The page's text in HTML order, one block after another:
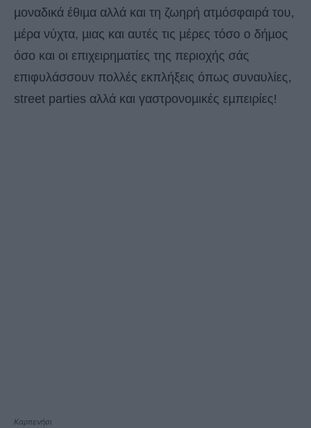
µοναδικά έθιµα αλλά και τη ζωηρή ατµόσφαιρά του,
µέρα νύχτα, µιας και αυτές τις µέρες τόσο ο δήµος
όσο και οι επιχειρηµατίες της περιοχής σάς
επιφυλάσσουν πολλές εκπλήξεις όπως συναυλίες,
street parties αλλά και γαστρονοµικές εµπειρίες!
Καρπενήσι